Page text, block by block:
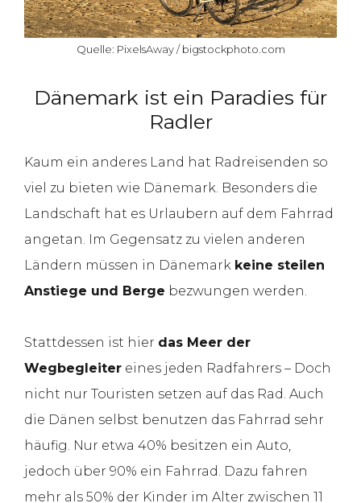
Quelle: PixelsAway / bigstockphoto.com
Dänemark ist ein Paradies für
Radler
Kaum ein anderes Land hat Radreisenden so
viel zu bieten wie Dänemark. Besonders die
Landschaft hat es Urlaubern auf dem Fahrrad
angetan. Im Gegensatz zu vielen anderen
Ländern müssen in Dänemark keine steilen
Anstiege und Berge bezwungen werden.
Stattdessen ist hier das Meer der
Wegbegleiter eines jeden Radfahrers – Doch
nicht nur Touristen setzen auf das Rad. Auch
die Dänen selbst benutzen das Fahrrad sehr
häufig. Nur etwa 40% besitzen ein Auto,
jedoch über 90% ein Fahrrad. Dazu fahren
mehr als 50% der Kinder im Alter zwischen 11